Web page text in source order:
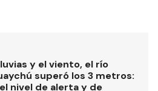
y el viento, el río
superó los 3 metros:
nivel de alerta y de